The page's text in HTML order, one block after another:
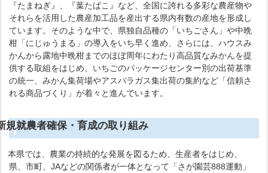
『たまねぎ』、『葉たばこ』など、全国に誇れる多彩な農産物や
それらを活用した農産加工品を産出する県内有数の産地を形成し
ています。そのような中で、県独自品種の「いちごさん」や中晩
柑「にじゅうまる」の導入をいち早く進め、さらには、ハウスみ
かんから露地中晩柑までのほぼ周年にわたり高品質なみかんを提
供する取組をはじめ、いちごのパッケージセンター別の出荷基準
の統一、みかん集荷場やアスパラガス集出荷の集約など「信頼さ
れる商品づくり」が着々と進んでいます。
規就農者確保・育成の取り組み
本県では、農業の持続的な発展を図るため、生産者をはじめ、
県、市町、JAなどの関係者が一体となって「さが園芸888運動」